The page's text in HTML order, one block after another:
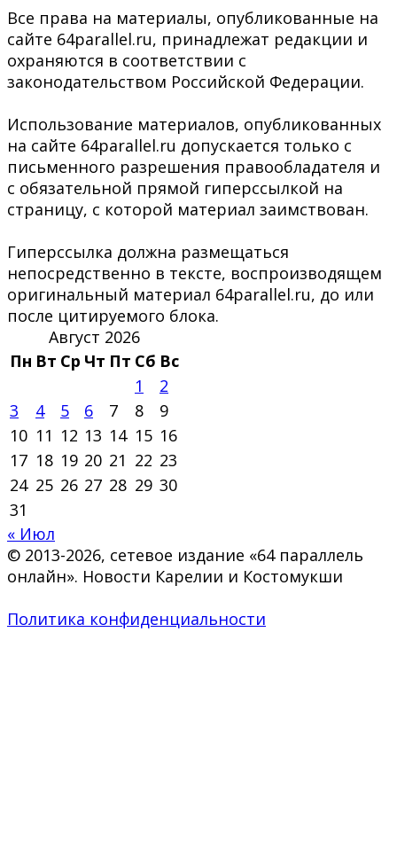
Все права на материалы, опубликованные на
сайте 64parallel.ru, принадлежат редакции и
охраняются в соответствии с
законодательством Российской Федерации.
Использование материалов, опубликованных
на сайте 64parallel.ru допускается только с
письменного разрешения правообладателя и
с обязательной прямой гиперссылкой на
страницу, с которой материал заимствован.
Гиперссылка должна размещаться
непосредственно в тексте, воспроизводящем
оригинальный материал 64parallel.ru, до или
после цитируемого блока.
Август 2026
Пн Вт Ср Чт Пт Сб Вс
1
2
3
4 5 6 7 8
9
10 11 12 13 14 15 16
17 18 19 20 21 22 23
24 25 26 27 28 29 30
31
« Июл
© 2013-2026, сетевое издание «64 параллель
онлайн». Новости Карелии и Костомукши
Политика конфиденциальности